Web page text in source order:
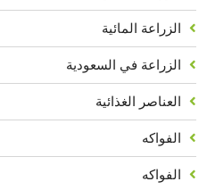
الزراعة المائية
الزراعة في السعودية
العناصر الغذائية
الفواكه
الفواكه